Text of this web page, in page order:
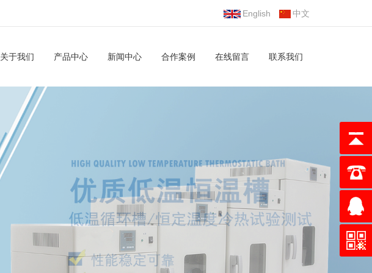
English 中文
关于我们 产品中心 新闻中心 合作案例 在线留言 联系我们